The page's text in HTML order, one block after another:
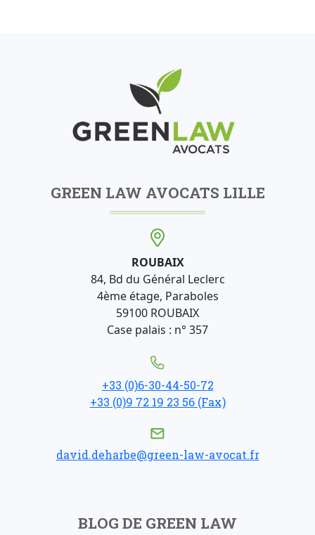
GREEN LAW AVOCATS LILLE
ROUBAIX
84, Bd du Général Leclerc
4ème étage, Paraboles
59100 ROUBAIX
Case palais : n° 357
+33 (0)6-30-44-50-72
+33 (0)9 72 19 23 56 (Fax)
david.deharbe@green-law-avocat.fr
BLOG DE GREEN LAW